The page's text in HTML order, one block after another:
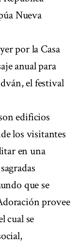
Nueva
por la Casa
anual para
el festival
edificios
los visitantes
en una
que se
provee
cual se